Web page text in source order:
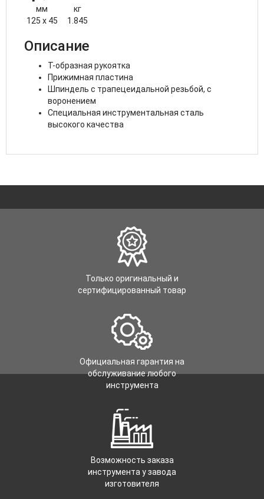
мм
кг
125 x 45
1.845
Описание
Т-образная рукоятка
Прижимная пластина
Шпиндель с трапецеидальной резьбой, с
воронением
Специальная инструментальная сталь
высокого качества
Только оригинальный и
сертифицированный товар
Официальная гарантия на
обслуживание любого
инструмента
Возможность заказа
инструмента у завода
изготовителя